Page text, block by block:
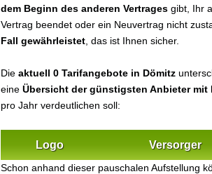
dem Beginn des anderen Vertrages gibt, Ihr
Vertrag beendet oder ein Neuvertrag nicht
Fall gewährleistet , das ist Ihnen sicher.
Die aktuell 0 Tarifangebote in Dömitz
eine Übersicht der günstigsten Anbieter mit
pro Jahr verdeutlichen soll:
Logo Versorger
Schon anhand dieser pauschalen Aufstellung